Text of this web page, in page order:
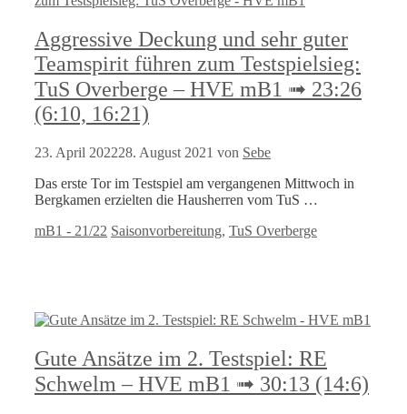
Aggressive Deckung und sehr guter
Teamspirit führen zum Testspielsieg:
TuS Overberge – HVE mB1 ➟ 23:26
(6:10, 16:21)
23. April 202228. August 2021 von Sebe
Das erste Tor im Testspiel am vergangenen Mittwoch in
Bergkamen erzielten die Hausherren vom TuS …
Kategorien
mB1 - 21/22 Schlagwörter
Saisonvorbereitung, TuS Overberge
Gute Ansätze im 2. Testspiel: RE
Schwelm – HVE mB1 ➟ 30:13 (14:6)